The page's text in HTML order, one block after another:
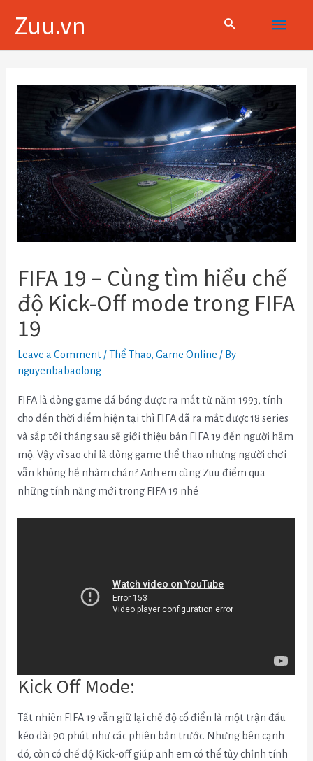
Zuu.vn
Main
Menu
FIFA 19 – Cùng tìm hiểu chế
độ Kick-Off mode trong FIFA
19
Leave a Comment /Thể Thao,Game Online / By
nguyenbabaolong
FIFA là dòng game đá bóng được ra mắt từ năm 1993, tính
cho đến thời điểm hiện tại thì FIFA đã ra mắt được 18 series
và sắp tới tháng sau sẽ giới thiệu bản FIFA 19 đến người hâm
mộ. Vậy vì sao chỉ là dòng game thể thao nhưng người chơi
vẫn không hề nhàm chán? Anh em cùng Zuu điểm qua
những tính năng mới trong FIFA 19 nhé
Kick Off Mode:
Tất nhiên FIFA 19 vẫn giữ lại chế độ cổ điển là một trận đấu
kéo dài 90 phút như các phiên bản trước. Nhưng bên cạnh
đó, còn có chế độ Kick-off giúp anh em có thể tùy chỉnh tính
viết